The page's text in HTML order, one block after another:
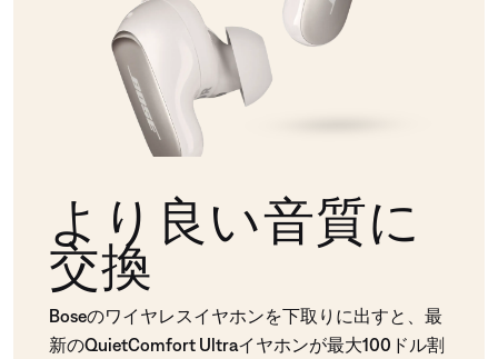
より良い音質に
交換
Boseのワイヤレスイヤホンを下取りに出すと、最
新のQuietComfort Ultraイヤホンが最大100ドル割